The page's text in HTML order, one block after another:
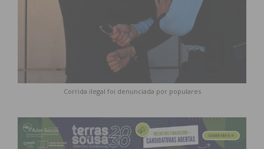
Corrida ilegal foi denunciada por populares